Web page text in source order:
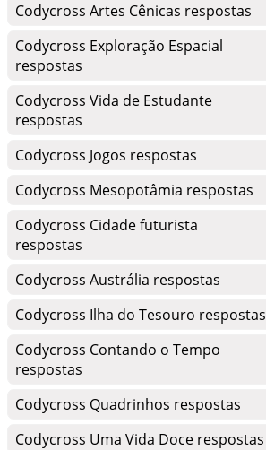
Codycross Artes Cênicas respostas
Codycross Exploração Espacial
respostas
Codycross Vida de Estudante
respostas
Codycross Jogos respostas
Codycross Mesopotâmia respostas
Codycross Cidade futurista
respostas
Codycross Austrália respostas
Codycross Ilha do Tesouro respostas
Codycross Contando o Tempo
respostas
Codycross Quadrinhos respostas
Codycross Uma Vida Doce respostas